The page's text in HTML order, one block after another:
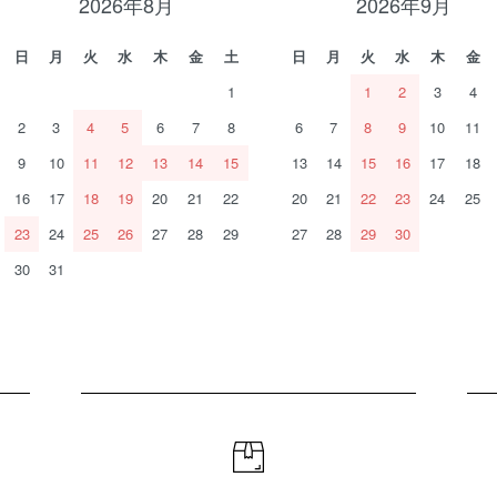
日 月 火 水 木 金
土
1
2
3 4 5 6 7
8
9
10 11 12 13 14
15
16
17 18 19 20 21
22
23
24 25 26 27 28
29
30
31
日 月 火 水 木 金
1
2 3 4
6
7 8 9 10 11
13
14 15 16 17 18
20
21 22 23 24 25
27
28 29 30